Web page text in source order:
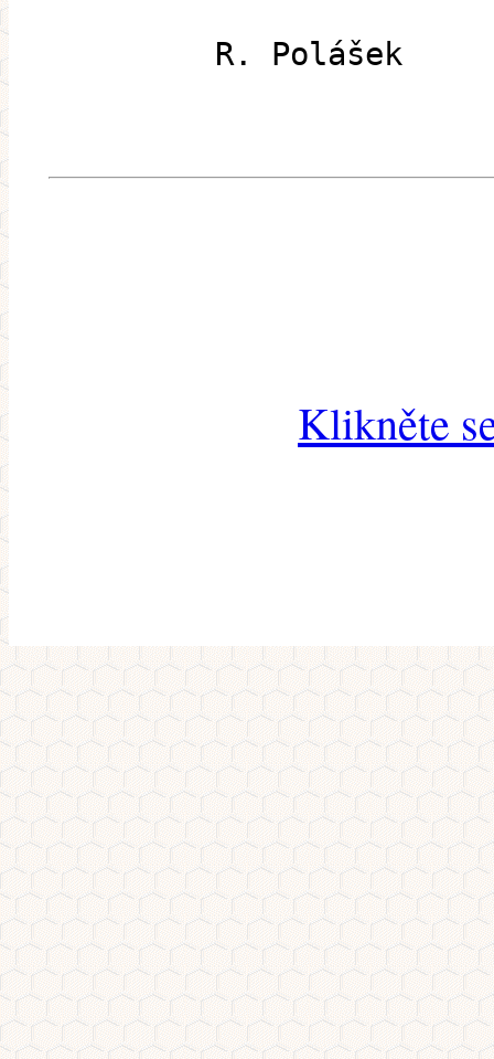
R. Polášek
Klikněte